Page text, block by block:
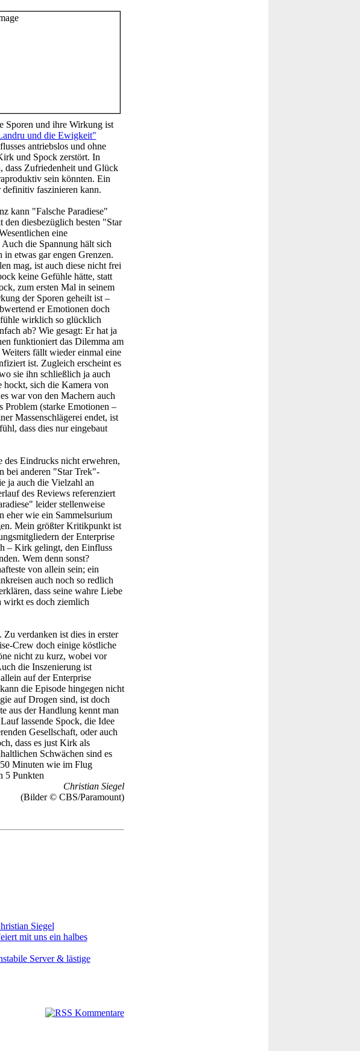
Sporen und ihre Wirkung ist
und die Ewigkeit"
antriebslos und ohne
und Spock zerstört. In
dass Zufriedenheit und Glück
sein könnten. Ein
definitiv faszinieren kann.
kann "Falsche Paradiese"
diesbezüglich besten "Star
eine
die Spannung hält sich
in etwas gar engen Grenzen.
mag, ist auch diese nicht frei
keine Gefühle hätte, statt
zum ersten Mal in seinem
der Sporen geheilt ist –
er Emotionen doch
wirklich so glücklich
ab? Wie gesagt: Er hat ja
funktioniert das Dilemma am
fällt wieder einmal eine
ist. Zugleich erscheint es
sie ihn schließlich ja auch
sich die Kamera von
war von den Machern auch
Problem (starke Emotionen –
Massenschlägerei endet, ist
dass dies nur eingebaut
Eindrucks nicht erwehren,
bei anderen "Star Trek"-
ja auch die Vielzahl an
des Reviews referenziert
leider stellenweise
eher wie ein Sammelsurium
Mein größter Kritikpunkt ist
der Enterprise
– Kirk gelingt, den Einfluss
Wem denn sonst?
von allein sein; ein
auch noch so redlich
dass seine wahre Liebe
wirkt es doch ziemlich
verdanken ist dies in erster
Crew doch einige köstliche
nicht zu kurz, wobei vor
die Inszenierung ist
auf der Enterprise
die Episode hingegen nicht
auf Drogen sind, ist doch
aus der Handlung kennt man
lassende Spock, die Idee
Gesellschaft, oder auch
dass es just Kirk als
Schwächen sind es
Minuten wie im Flug
5 Punkten
Christian Siegel
(Bilder © CBS/Paramount)
Siegel
mit uns ein halbes
Server & lästige